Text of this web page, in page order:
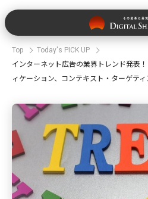
Top
Today's PICK UP
インターネット広告の業界トレンド発表
ィケーション、コンテキスト・ターゲティ